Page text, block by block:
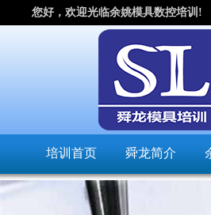
您好，欢迎光临余姚模具数控培训!
培训首页 舜龙简介